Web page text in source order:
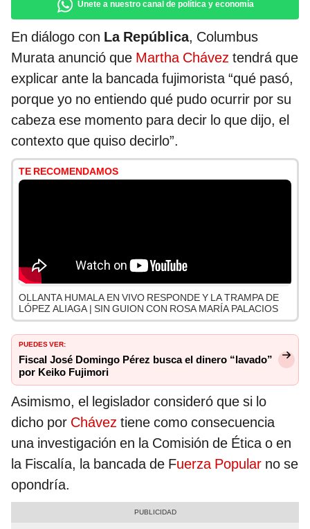
Únete a nuestro canal de política y economía
En diálogo con La República, Columbus
Murata anunció que Martha Chávez tendrá que
explicar ante la bancada fujimorista “qué pasó,
porque yo no entiendo qué pudo ocurrir por su
cabeza ese momento para decir lo que dijo, el
contexto que quiso decirlo”.
TE RECOMENDAMOS
OLLANTA HUMALA EN VIVO RESPONDE Y LA TRAMPA DE
LÓPEZ ALIAGA | SIN GUION CON ROSA MARÍA PALACIOS
PUEDES VER:
Fiscal José Domingo Pérez busca el dinero “lavado”
por Keiko Fujimori
Asimismo, el legislador consideró que si lo
dicho por Chávez tiene como consecuencia
una investigación en la Comisión de Ética o en
la Fiscalía, la bancada de Fuerza Popular no se
opondría.